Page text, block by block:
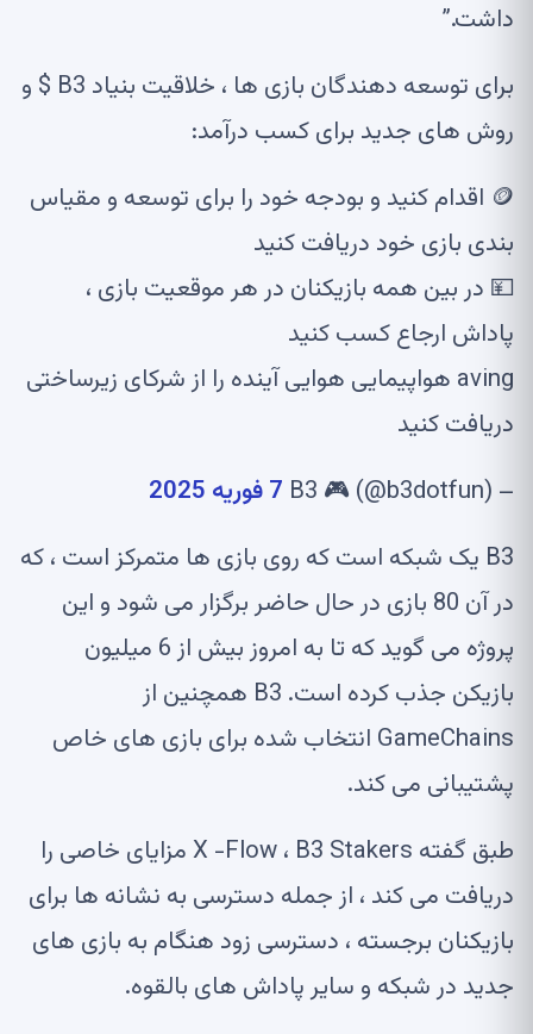
داشت.”
برای توسعه دهندگان بازی ها ، خلاقیت بنیاد B3 $ و
روش های جدید برای کسب درآمد:
🪙 اقدام کنید و بودجه خود را برای توسعه و مقیاس
بندی بازی خود دریافت کنید
💴 در بین همه بازیکنان در هر موقعیت بازی ،
پاداش ارجاع کسب کنید
aving هواپیمایی هوایی آینده را از شرکای زیرساختی
دریافت کنید
– B3 🎮 (@b3dotfun)
7 فوریه 2025
B3 یک شبکه است که روی بازی ها متمرکز است ، که
در آن 80 بازی در حال حاضر برگزار می شود و این
پروژه می گوید که تا به امروز بیش از 6 میلیون
بازیکن جذب کرده است. B3 همچنین از
GameChains انتخاب شده برای بازی های خاص
پشتیبانی می کند.
طبق گفته X -Flow ، B3 Stakers مزایای خاصی را
دریافت می کند ، از جمله دسترسی به نشانه ها برای
بازیکنان برجسته ، دسترسی زود هنگام به بازی های
جدید در شبکه و سایر پاداش های بالقوه.